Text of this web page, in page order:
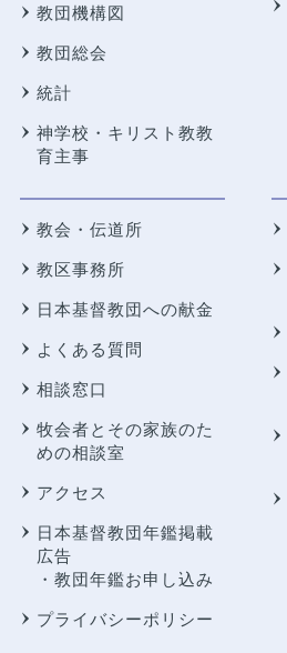
教団機構図
教団総会
統計
神学校・キリスト教教
育主事
教会・伝道所
教区事務所
日本基督教団への献金
よくある質問
相談窓口
牧会者とその家族のた
めの相談室
アクセス
日本基督教団年鑑掲載
広告
・教団年鑑お申し込み
プライバシーポリシー